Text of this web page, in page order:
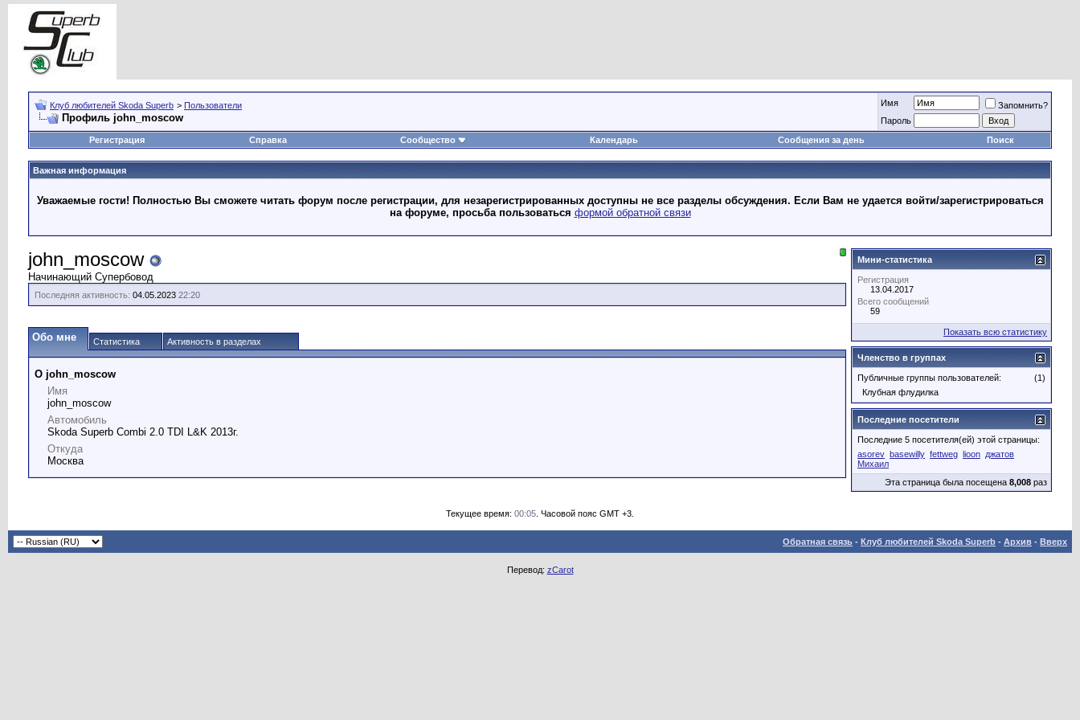
Клуб любителей Skoda Superb > Пользователи
Профиль john_moscow
Имя
Запомнить?
Пароль
Регистрация
Справка Сообщество Календарь Сообщения за день Поиск
Важная информация
Уважаемые гости! Полностью Вы сможете читать форум после регистрации, для незарегистрированных доступны не все разделы обсуждения. Если Вам не удается войти/зарегистрироваться
на форуме, просьба пользоваться формой обратной связи
john_moscow
Начинающий Супербовод
Последняя активность: 04.05.2023 22:20
Обо мне Статистика Активность в разделах
О john_moscow
Имя
john_moscow
Автомобиль
Skoda Superb Combi 2.0 TDI L&K 2013г.
Откуда
Москва
Мини-статистика
Регистрация
13.04.2017
Всего сообщений
59
Показать всю статистику
Членство в группах
(1)
Публичные группы пользователей:
Клубная флудилка
Последние посетители
Последние 5 посетителя(ей) этой страницы:
asorev basewilly fettweg lioon джатов
Михаил
Эта страница была посещена 8,008 раз
Текущее время: 00:05 . Часовой пояс GMT +3.
Обратная связь - Клуб любителей Skoda Superb - Архив - Вверх
Перевод: zCarot